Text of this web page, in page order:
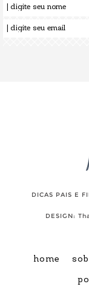
DICAS PAIS E
DESIGN:
home